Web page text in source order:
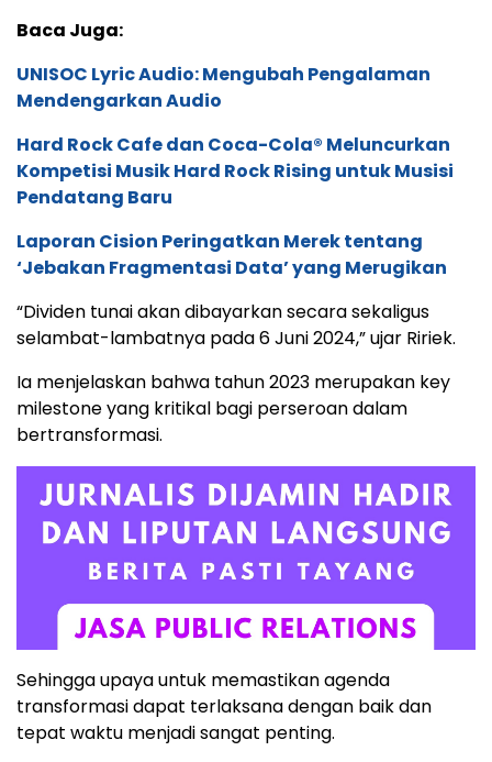
Baca Juga:
UNISOC Lyric Audio: Mengubah Pengalaman
Mendengarkan Audio
Hard Rock Cafe dan Coca-Cola® Meluncurkan
Kompetisi Musik Hard Rock Rising untuk Musisi
Pendatang Baru
Laporan Cision Peringatkan Merek tentang
‘Jebakan Fragmentasi Data’ yang Merugikan
“Dividen tunai akan dibayarkan secara sekaligus
selambat-lambatnya pada 6 Juni 2024,” ujar Ririek.
Ia menjelaskan bahwa tahun 2023 merupakan key
milestone yang kritikal bagi perseroan dalam
bertransformasi.
Sehingga upaya untuk memastikan agenda
transformasi dapat terlaksana dengan baik dan
tepat waktu menjadi sangat penting.